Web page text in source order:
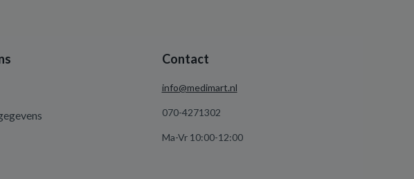
Contact
info@medimart.nl
070-4271302
Ma-Vr 10:00-12:00